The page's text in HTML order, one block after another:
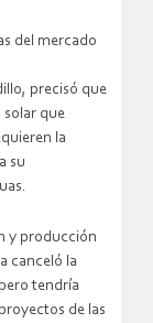
del mercado
precisó que
solar que
la
su
y producción
canceló la
tendría
de las